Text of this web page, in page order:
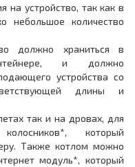
на устройство, так как в
небольшое количество
должно храниться в
и должно
устройства со
длины и
так и на дровах, для
который
Также котлом можно
модуль*, который